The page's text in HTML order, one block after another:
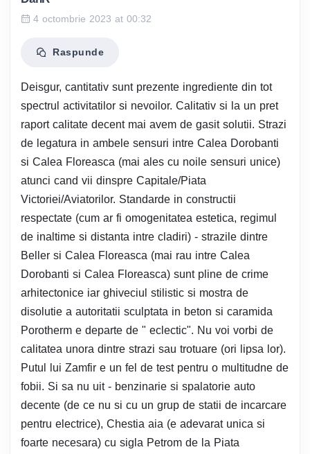
4 octombrie 2023 at 00:32
Raspunde
Deisgur, cantitativ sunt prezente ingrediente din tot
spectrul activitatilor si nevoilor. Calitativ si la un pret
raport calitate decent mai avem de gasit solutii. Strazi
de legatura in ambele sensuri intre Calea Dorobanti
si Calea Floreasca (mai ales cu noile sensuri unice)
atunci cand vii dinspre Capitale/Piata
Victoriei/Aviatorilor. Standarde in constructii
respectate (cum ar fi omogenitatea estetica, regimul
de inaltime si distanta intre cladiri) - strazile dintre
Beller si Calea Floreasca (mai rau intre Calea
Dorobanti si Calea Floreasca) sunt pline de crime
arhitectonice iar ghiveciul stilistic si mostra de
disolutie a autoritatii sculptata in beton si caramida
Porotherm e departe de " eclectic". Nu voi vorbi de
calitatea unora dintre strazi sau trotuare (ori lipsa lor).
Putul lui Zamfir e un fel de test pentru o multitudne de
fobii. Si sa nu uit - benzinarie si spalatorie auto
decente (de ce nu si cu un grup de statii de incarcare
pentru electrice), Chestia aia (e adevarat unica si
foarte necesara) cu sigla Petrom de la Piata